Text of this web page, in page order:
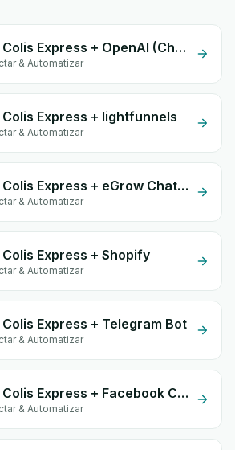
Mes Colis Express + OpenAI (ChatGPT)
& Automatizar
Colis Express + lightfunnels
& Automatizar
Mes Colis Express + eGrow Chat Widget
& Automatizar
Colis Express + Shopify
& Automatizar
Colis Express + Telegram Bot
& Automatizar
Mes Colis Express + Facebook Conversion API (CAPI)
& Automatizar